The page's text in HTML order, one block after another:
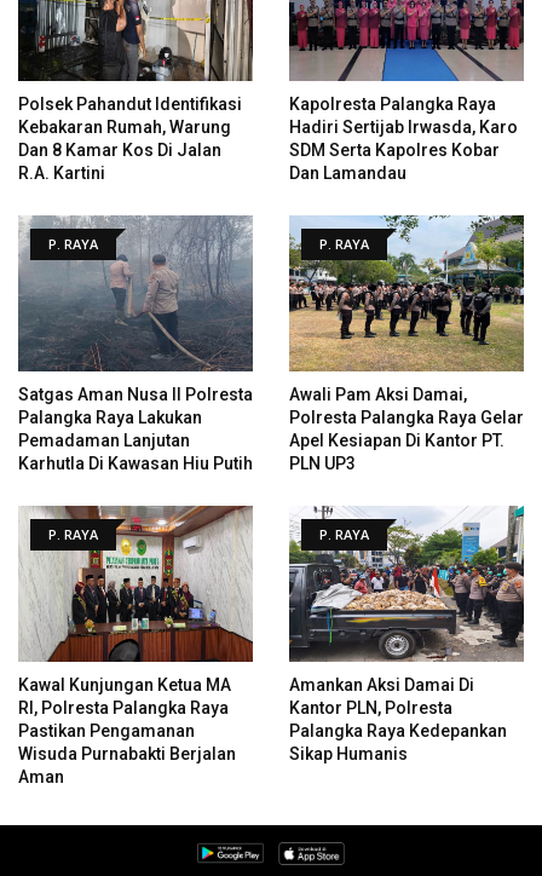
Polsek Pahandut Identifikasi
Kebakaran Rumah, Warung
Dan 8 Kamar Kos Di Jalan
R.A. Kartini
Kapolresta Palangka Raya
Hadiri Sertijab Irwasda, Karo
SDM Serta Kapolres Kobar
Dan Lamandau
P. RAYA
Satgas Aman Nusa II Polresta
Palangka Raya Lakukan
Pemadaman Lanjutan
Karhutla Di Kawasan Hiu Putih
P. RAYA
Awali Pam Aksi Damai,
Polresta Palangka Raya Gelar
Apel Kesiapan Di Kantor PT.
PLN UP3
P. RAYA
Kawal Kunjungan Ketua MA
RI, Polresta Palangka Raya
Pastikan Pengamanan
Wisuda Purnabakti Berjalan
Aman
P. RAYA
Amankan Aksi Damai Di
Kantor PLN, Polresta
Palangka Raya Kedepankan
Sikap Humanis